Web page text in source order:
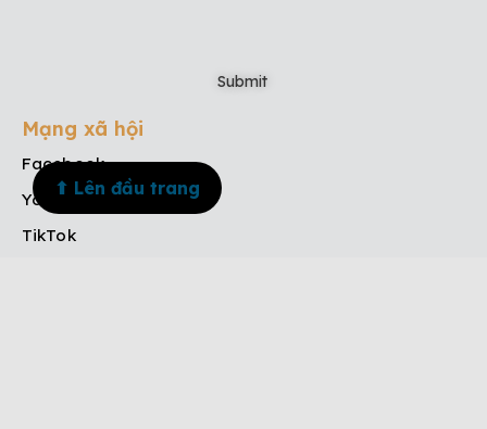
Mạng xã hội
Facebook
Youtube
TikTok
⬆ Lên đầu trang